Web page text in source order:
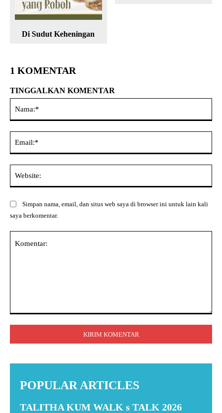
Di Sudut Keheningan
1 KOMENTAR
TINGGALKAN KOMENTAR
Simpan nama, email, dan situs web saya di browser ini untuk lain kali
saya berkomentar.
POPULAR ARTICLES
TALITHA KUM WALK s TALK 2026